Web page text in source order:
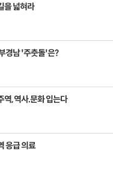
을 넓혀라
경남 '주춧돌'은?
역, 역사.문화 입는다
응급 의료